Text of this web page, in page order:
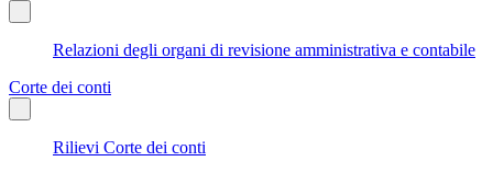
Relazioni degli organi di revisione amministrativa e contabile
Corte dei conti
Rilievi Corte dei conti